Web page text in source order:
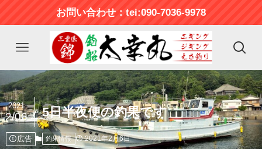
お問い合わせ：tei:090-7036-9978
5日半夜便の釣果です
2021
2/06
広告 釣果情報 2021年2月6日